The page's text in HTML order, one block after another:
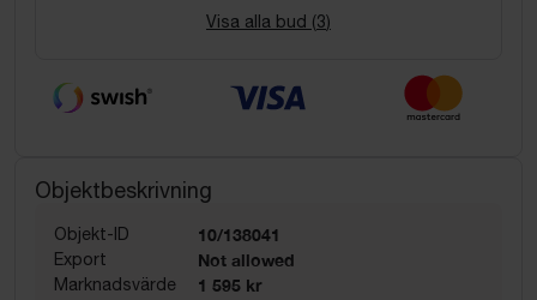
Visa alla bud (3)
Objektbeskrivning
Objekt-ID 10/138041
Export Not allowed
Marknadsvärde 1 595 kr